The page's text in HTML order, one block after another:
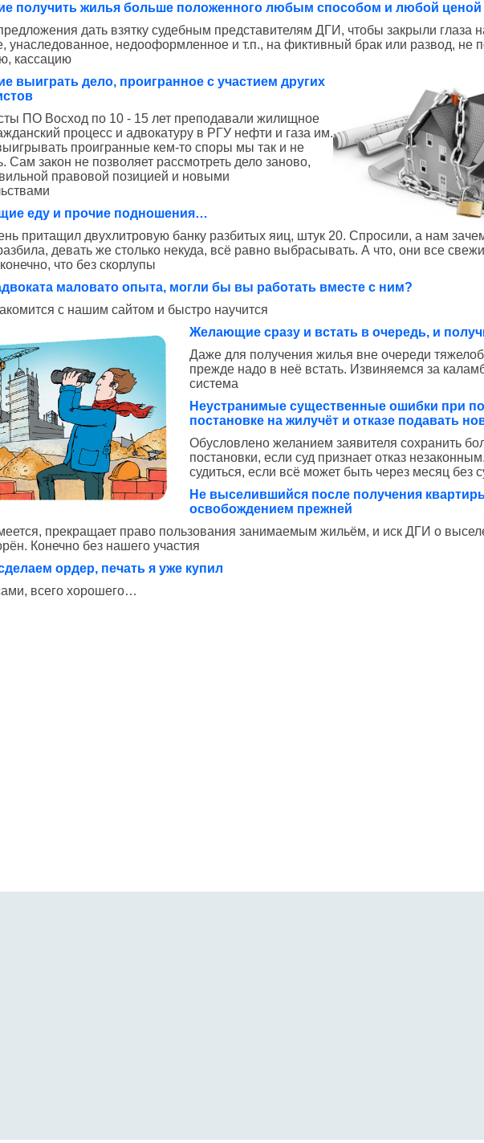
получить жилья больше положенного любым способом и любой ценой
дать взятку судебным представителям ДГИ, чтобы закрыли глаза
унаследованное, недооформленное и т.п., на фиктивный брак или развод, не
кассацию
выиграть дело, проигранное с участием других
ПО Восход по 10 - 15 лет преподавали жилищное
процесс и адвокатуру в РГУ нефти и газа им.
проигранные кем-то споры мы так и не
Сам закон не позволяет рассмотреть дело заново,
правовой позицией и новыми
еду и прочие подношения…
притащил двухлитровую банку разбитых яиц, штук 20. Спросили, а нам
девать же столько некуда, всё равно выбрасывать. А что, они все
что без скорлупы
маловато опыта, могли бы вы работать вместе с ним?
с нашим сайтом и быстро научится
Желающие сразу и встать в очередь, и
Даже для получения жилья вне очереди
прежде надо в неё встать. Извиняемся за
система
Неустранимые существенные ошибки при
постановке на жилучёт и отказе подавать
Обусловлено желанием заявителя сохранить
постановки, если суд признает отказ
судиться, если всё может быть через месяц без
Не выселившийся после получения
освобождением прежней
прекращает право пользования занимаемым жильём, и иск ДГИ о
Конечно без нашего участия
ордер, печать я уже купил
всего хорошего…